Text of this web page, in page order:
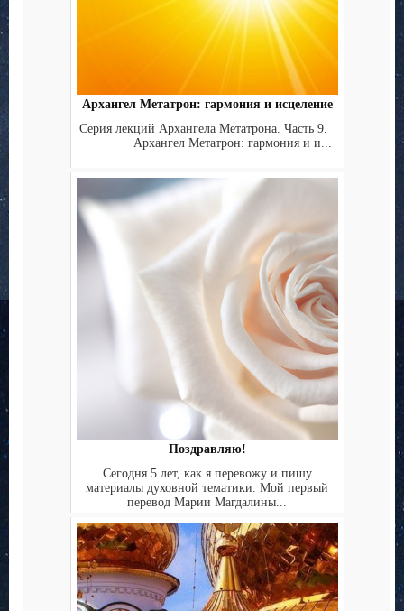
Архангел Метатрон: гармония и исцеление
Серия лекций Архангела Метатрона. Часть 9.
Архангел Метатрон: гармония и и...
Поздравляю!
Сегодня 5 лет, как я перевожу и пишу
материалы духовной тематики. Мой первый
перевод Марии Магдалины...